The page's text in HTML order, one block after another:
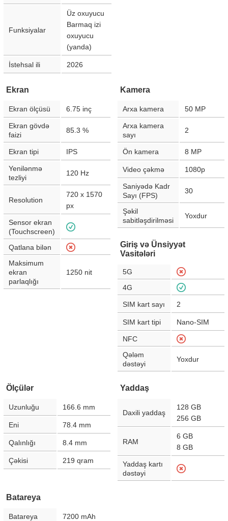
Funksiyalar
Üz oxuyucu
Barmaq izi
oxuyucu
(yanda)
İstehsal ili 2026
Ekran
Ekran ölçüsü 6.75 inç
Ekran gövdə
faizi
85.3 %
Ekran tipi IPS
Yenilənmə
tezliyi
120 Hz
Resolution
720 x 1570
px
Sensor ekran
(Touchscreen)
Qatlana bilən
Maksimum
ekran
parlaqlığı
1250 nit
Kamera
Arxa kamera 50 MP
Arxa kamera
sayı
2
Ön kamera 8 MP
Video çəkmə 1080p
Saniyədə Kadr
Sayı (FPS)
30
Şəkil
sabitləşdirilməsi
Yoxdur
Giriş və Ünsiyyət
Vasitələri
5G
4G
SIM kart sayı 2
SIM kart tipi Nano-SIM
NFC
Qələm
dəstəyi
Yoxdur
Ölçülər
Uzunluğu 166.6 mm
Eni 78.4 mm
Qalınlığı 8.4 mm
Çəkisi 219 qram
Yaddaş
Daxili yaddaş
128 GB
256 GB
RAM
6 GB
8 GB
Yaddaş kartı
dəstəyi
Batareya
Batareya 7200 mAh